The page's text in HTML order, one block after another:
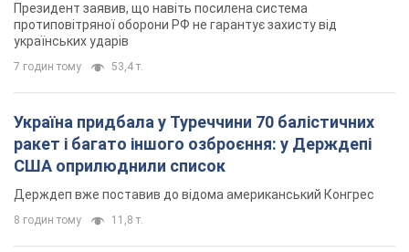
Президент заявив, що навіть посилена система
протиповітряної оборони РФ не гарантує захисту від
українських ударів
7 годин тому 53,4 т.
Україна придбала у Туреччини 70 балістичних
ракет і багато іншого озброєння: у Держдепі
США оприлюднили список
Держдеп вже поставив до відома американський Конгрес
8 годин тому 11,8 т.